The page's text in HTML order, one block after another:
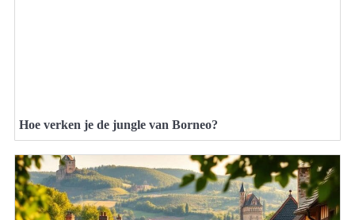
Hoe verken je de jungle van Borneo?